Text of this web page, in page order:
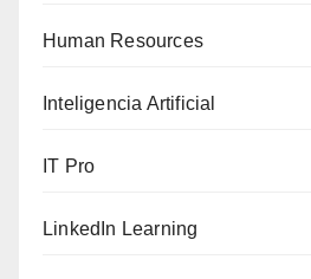
Human Resources
Inteligencia Artificial
IT Pro
LinkedIn Learning